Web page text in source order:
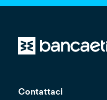
Contattaci